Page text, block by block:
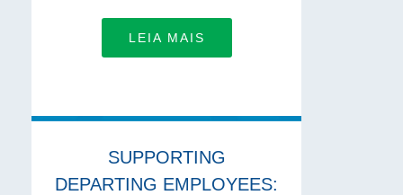
LEIA MAIS
SUPPORTING
DEPARTING EMPLOYEES: